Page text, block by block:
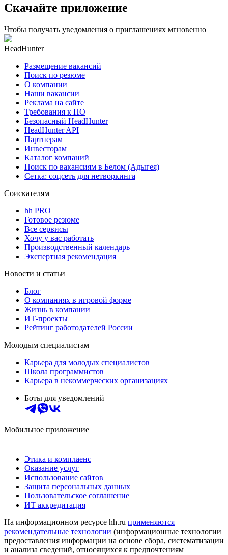
Скачайте приложение
Чтобы получать уведомления о приглашениях мгновенно
HeadHunter
Размещение вакансий
Поиск по резюме
О компании
Наши вакансии
Реклама на сайте
Требования к ПО
Безопасный HeadHunter
HeadHunter API
Партнерам
Инвесторам
Каталог компаний
Поиск по вакансиям в Белом (Адыгея)
Сетка: соцсеть для нетворкинга
Соискателям
hh PRO
Готовое резюме
Все сервисы
Хочу у вас работать
Производственный календарь
Экспертная рекомендация
Новости и статьи
Блог
О компаниях в игровой форме
Жизнь в компании
ИТ-проекты
Рейтинг работодателей России
Молодым специалистам
Карьера для молодых специалистов
Школа программистов
Карьера в некоммерческих организациях
Боты для уведомлений
Мобильное приложение
Этика и комплаенс
Оказание услуг
Использование сайтов
Защита персональных данных
Пользовательское соглашение
ИТ аккредитация
На информационном ресурсе hh.ru применяются
рекомендательные технологии (информационные технологии
предоставления информации на основе сбора, систематизации
и анализа сведений, относящихся к предпочтениям